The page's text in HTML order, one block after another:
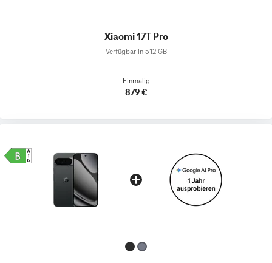
Xiaomi 17T Pro
Verfügbar in 512 GB
Einmalig
879 €